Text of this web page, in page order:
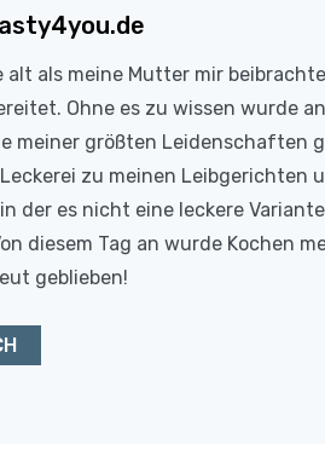
alt als meine Mutter mir
Ohne es zu wissen wurde
meiner größten Leidenschaften
zu meinen Leibgerichten
der es nicht eine leckere
diesem Tag an wurde Kochen
geblieben!